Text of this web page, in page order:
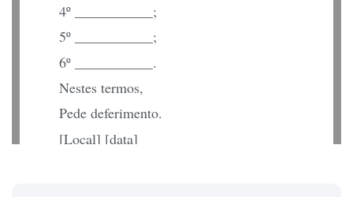
4º ___________;
5º ___________;
6º ___________.
Nestes termos,
Pede deferimento.
[Local] [data]